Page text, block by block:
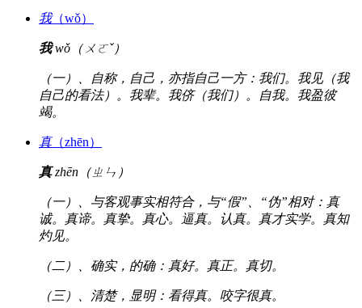
我（wǒ）
我wǒ（ㄨㄛˇ）
（一）、自称，自己，亦指自己一方：我们。我见（我
自己的看法）。我辈。我侪（我们）。自我。我盈彼
竭。
真（zhēn）
真zhēn（ㄓㄣ）
（一）、与客观事实相符合，与“假”、“伪”相对：真
诚。真谛。真挚。真心。逼真。认真。真才实学。真知
灼见。
（二）、确实，的确：真好。真正。真切。
（三）、清楚，显明：看得真。咬字很真。